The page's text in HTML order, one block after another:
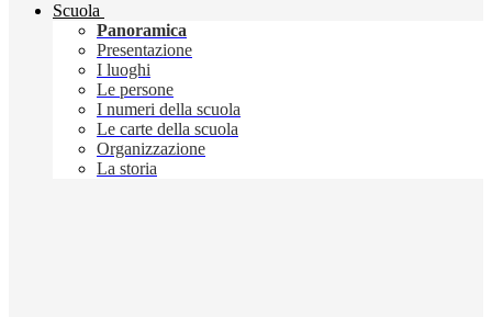
Scuola
Panoramica
Presentazione
I luoghi
Le persone
I numeri della scuola
Le carte della scuola
Organizzazione
La storia